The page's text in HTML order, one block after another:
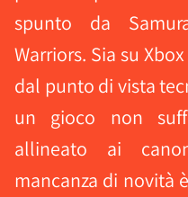
spunto da
Warriors. Sia su
dal punto di vista
un gioco non
allineato ai
mancanza di novità